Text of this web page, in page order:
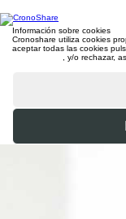
Información sobre cookies
Cronoshare utiliza cookies
aceptar todas las cookies
, y/o rechazar,